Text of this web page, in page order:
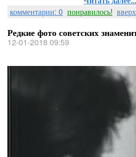
комментарии: 0 понравилось!
Редкие фото советских
12-01-2018 09:59